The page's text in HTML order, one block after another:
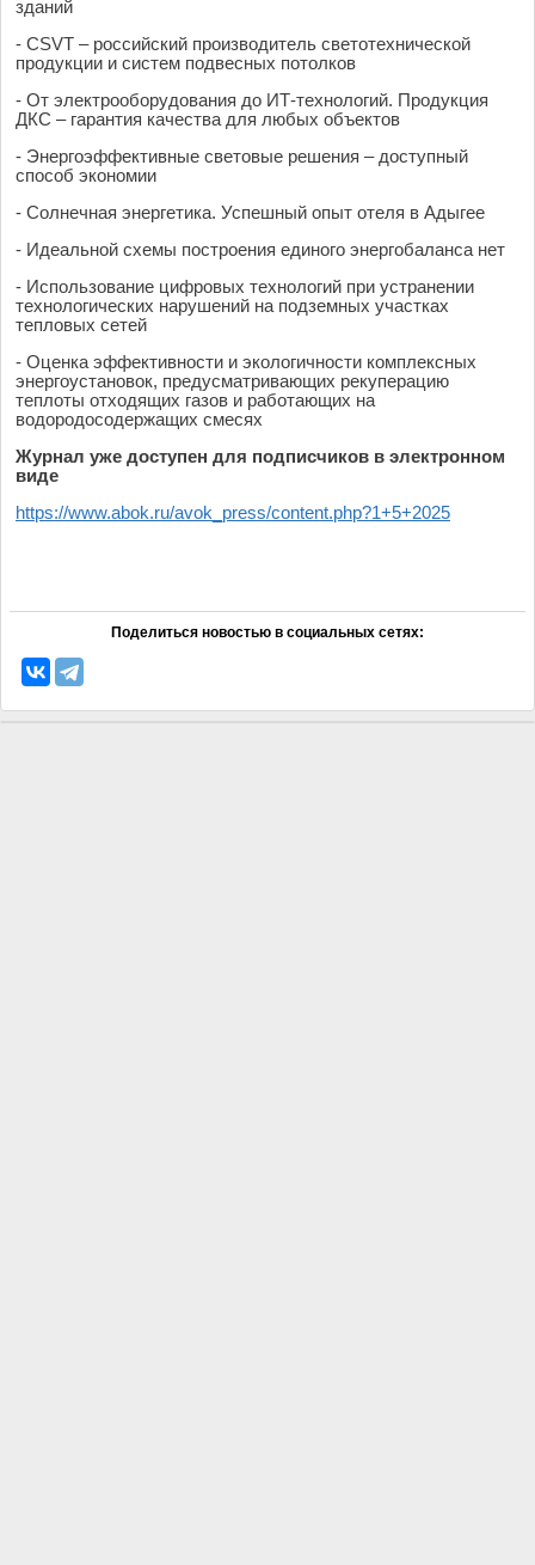
зданий
- CSVT – российский производитель светотехнической
продукции и систем подвесных потолков
- От электрооборудования до ИТ-технологий. Продукция
ДКС – гарантия качества для любых объектов
- Энергоэффективные световые решения – доступный
способ экономии
- Солнечная энергетика. Успешный опыт отеля в Адыгее
- Идеальной схемы построения единого энергобаланса нет
- Использование цифровых технологий при устранении
технологических нарушений на подземных участках
тепловых сетей
- Оценка эффективности и экологичности комплексных
энергоустановок, предусматривающих рекуперацию
теплоты отходящих газов и работающих на
водородосодержащих смесях
Журнал уже доступен для подписчиков в электронном
виде
https://www.abok.ru/avok_press/content.php?1+5+2025
Поделиться новостью в социальных сетях: